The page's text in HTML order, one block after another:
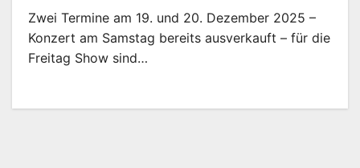
Zwei Termine am 19. und 20. Dezember 2025 –
Konzert am Samstag bereits ausverkauft – für die
Freitag Show sind…